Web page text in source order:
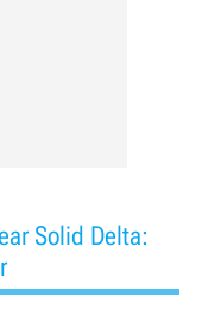
Solid Delta: